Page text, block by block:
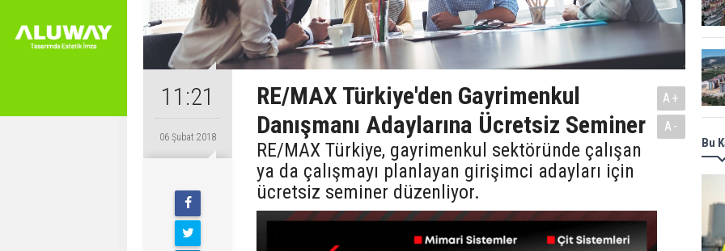
11:21
06 Şubat 2018
RE/MAX Türkiye'den Gayrimenkul
Danışmanı Adaylarına Ücretsiz Seminer
RE/MAX Türkiye, gayrimenkul sektöründe çalışan
ya da çalışmayı planlayan girişimci adayları için
ücretsiz seminer düzenliyor.
A+
A-
Bu